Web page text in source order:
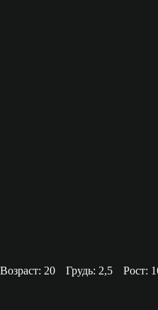
Возраст: 20 Грудь: 2,5 Рост: